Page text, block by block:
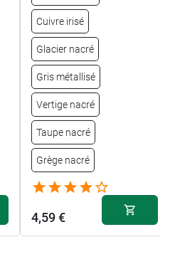
Cuivre irisé
Glacier nacré
Gris métallisé
Vertige nacré
Taupe nacré
Grège nacré
4,59 €